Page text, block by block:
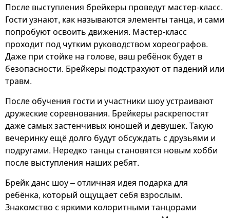
После выступления брейкеры проведут мастер-класс.
Гости узнают, как называются элементы танца, и сами
попробуют освоить движения. Мастер-класс
проходит под чутким руководством хореографов.
Даже при стойке на голове, ваш ребёнок будет в
безопасности. Брейкеры подстрахуют от падений или
травм.
После обучения гости и участники шоу устраивают
дружеские соревнования. Брейкеры раскрепостят
даже самых застенчивых юношей и девушек. Такую
вечеринку ещё долго будут обсуждать с друзьями и
подругами. Нередко танцы становятся новым хобби
после выступления наших ребят.
Брейк данс шоу – отличная идея подарка для
ребёнка, который ощущает себя взрослым.
Знакомство с яркими колоритными танцорами